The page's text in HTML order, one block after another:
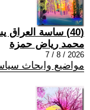
(40) ساسة العراق يسيئون للدين و مذاهبه
محمد رياض حمزة
2026 / 8 / 7
مواضيع وابحاث